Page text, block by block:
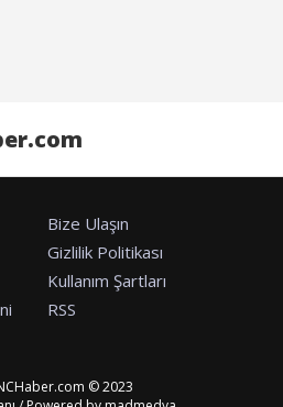
Bize Ulaşın
Gizlilik Politikası
Kullanım Şartları
RSS
© 2023